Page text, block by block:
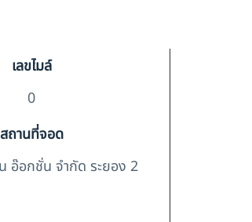
เลขไมล์
0
สถานที่จอด
อ๊อกชั่น จำกัด ระยอง 2